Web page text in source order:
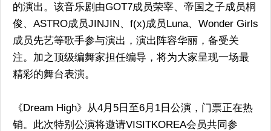
的演出。该音乐剧由GOT7成员荣宰、帝国之子成员桐
俊、ASTRO成员JINJIN、f(x)成员Luna、Wonder Girls
成员先艺等歌手参与演出，演出阵容华丽，备受关
注。加之顶级编舞家担任编导，将为大家呈现一场最
精彩的舞台表演。
《Dream High》从4月5日至6月1日公演，门票正在热
销。此次特别公演将邀请VISITKOREA会员共同参